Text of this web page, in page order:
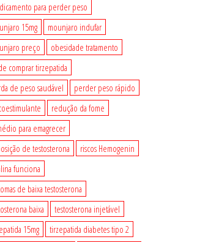
para perder peso
15mg
mounjaro indufar
preço
obesidade tratamento
comprar tirzepatida
de peso saudável
perder peso rápido
redução da fome
para emagrecer
de testosterona
riscos Hemogenin
funciona
de baixa testosterona
baixa
testosterona injetável
15mg
tirzepatida diabetes tipo 2